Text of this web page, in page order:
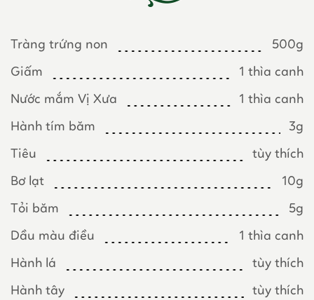
Tràng trứng non 500g
Giấm 1 thìa canh
Nước mắm Vị Xưa 1 thìa canh
Hành tím băm 3g
Tiêu tùy thích
Bơ lạt 10g
Tỏi băm 5g
Dầu màu điều 1 thìa canh
Hành lá tùy thích
Hành tây tùy thích